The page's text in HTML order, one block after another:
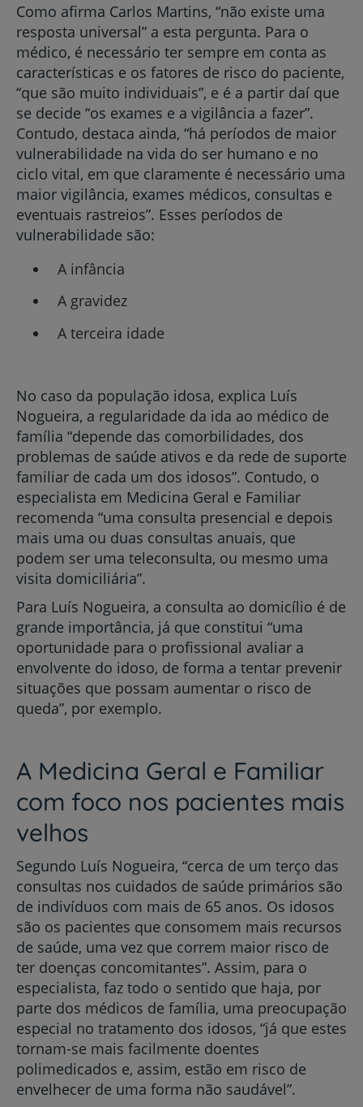
Como afirma Carlos Martins, “não existe uma
resposta universal” a esta pergunta. Para o
médico, é necessário ter sempre em conta as
características e os fatores de risco do paciente,
“que são muito individuais”, e é a partir daí que
se decide “os exames e a vigilância a fazer”.
Contudo, destaca ainda, “há períodos de maior
vulnerabilidade na vida do ser humano e no
ciclo vital, em que claramente é necessário uma
maior vigilância, exames médicos, consultas e
eventuais rastreios”. Esses períodos de
vulnerabilidade são:
A infância
A gravidez
A terceira idade
No caso da população idosa, explica Luís
Nogueira, a regularidade da ida ao médico de
família “depende das comorbilidades, dos
problemas de saúde ativos e da rede de suporte
familiar de cada um dos idosos”. Contudo, o
especialista em Medicina Geral e Familiar
recomenda “uma consulta presencial e depois
mais uma ou duas consultas anuais, que
podem ser uma teleconsulta, ou mesmo uma
visita domiciliária”.
Para Luís Nogueira, a consulta ao domicílio é de
grande importância, já que constitui “uma
oportunidade para o profissional avaliar a
envolvente do idoso, de forma a tentar prevenir
situações que possam aumentar o risco de
queda”, por exemplo.
A Medicina Geral e Familiar
com foco nos pacientes mais
velhos
Segundo Luís Nogueira, “cerca de um terço das
consultas nos cuidados de saúde primários são
de indivíduos com mais de 65 anos. Os idosos
são os pacientes que consomem mais recursos
de saúde, uma vez que correm maior risco de
ter doenças concomitantes”. Assim, para o
especialista, faz todo o sentido que haja, por
parte dos médicos de família, uma preocupação
especial no tratamento dos idosos, “já que estes
tornam-se mais facilmente doentes
polimedicados e, assim, estão em risco de
envelhecer de uma forma não saudável”.